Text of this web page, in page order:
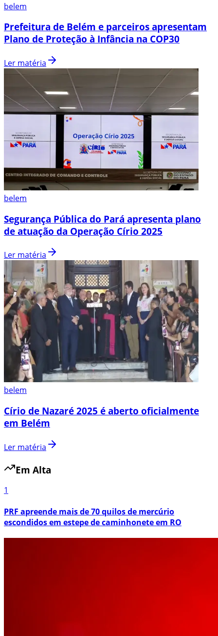
belem
Prefeitura de Belém e parceiros apresentam
Plano de Proteção à Infância na COP30
Ler matéria
belem
Segurança Pública do Pará apresenta plano
de atuação da Operação Círio 2025
Ler matéria
belem
Círio de Nazaré 2025 é aberto oficialmente
em Belém
Ler matéria
Em Alta
1
PRF apreende mais de 70 quilos de mercúrio
escondidos em estepe de caminhonete em RO